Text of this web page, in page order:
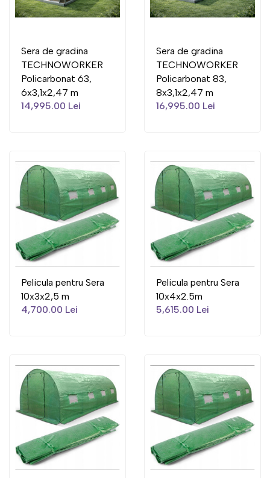
Sera de gradina
TECHNOWORKER
Policarbonat 63,
6x3,1x2,47 m
14,995.00 Lei
Sera de gradina
TECHNOWORKER
Policarbonat 83,
8x3,1x2,47 m
16,995.00 Lei
Pelicula pentru Sera
10x3x2,5 m
4,700.00 Lei
Pelicula pentru Sera
10x4x2.5m
5,615.00 Lei